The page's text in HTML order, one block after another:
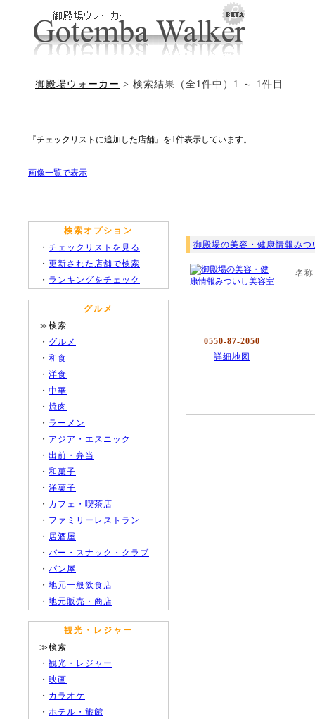
御殿場ウォーカー > 検索結果（全1件中）1 ～ 1件目
『チェックリストに追加した店舗』を1件表示しています。
画像一覧で表示
検索オプション
・ チェックリストを見る
・ 更新された店舗で検索
・ ランキングをチェック
グルメ
≫検索
・ グルメ
・ 和食
・ 洋食
・ 中華
・ 焼肉
・ ラーメン
・ アジア・エスニック
・ 出前・弁当
・ 和菓子
・ 洋菓子
・ カフェ・喫茶店
・ ファミリーレストラン
・ 居酒屋
・ バー・スナック・クラブ
・ パン屋
・ 地元一般飲食店
・ 地元販売・商店
観光・レジャー
≫検索
・ 観光・レジャー
・ 映画
・ カラオケ
・ ホテル・旅館
御殿場の美容・健康情報みつ
0550-87-2050
詳細地図
名